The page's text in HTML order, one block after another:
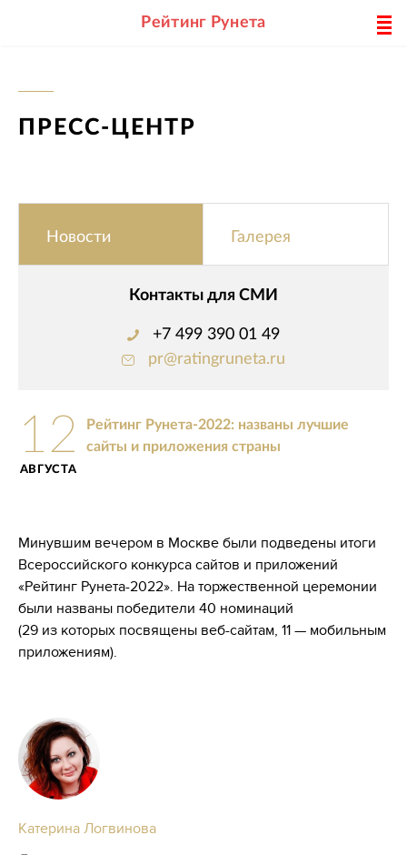
Рейтинг Рунета
ПРЕСС-ЦЕНТР
Новости Галерея
Контакты для СМИ
+7 499 390 01 49
pr@ratingruneta.ru
12
АВГУСТА
Рейтинг Рунета-2022: названы лучшие
сайты и приложения страны
Минувшим вечером в Москве были подведены итоги
Всероссийского конкурса сайтов и приложений
«Рейтинг Рунета-2022». На торжественной церемонии
были названы победители 40 номинаций
(29 из которых посвящены веб-сайтам, 11 — мобильным
приложениям).
Катерина Логвинова